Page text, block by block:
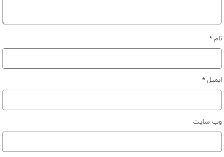
نام*
ایمیل*
وب‌ سایت